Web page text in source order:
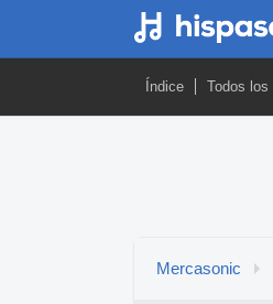
Índice Todos los
Mercasonic